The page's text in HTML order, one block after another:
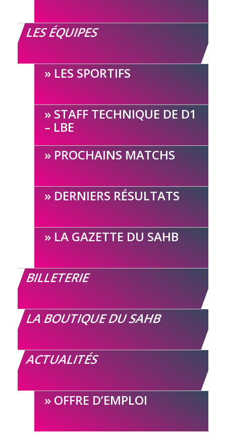
LES ÉQUIPES
LES SPORTIFS
STAFF TECHNIQUE DE D1
– LBE
PROCHAINS MATCHS
DERNIERS RÉSULTATS
LA GAZETTE DU SAHB
BILLETERIE
LA BOUTIQUE DU SAHB
ACTUALITÉS
OFFRE D’EMPLOI